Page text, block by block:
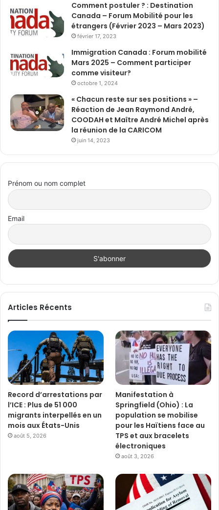
Comment postuler ? : Destination
Canada – Forum Mobilité pour les
étrangers (Février 2023 – Mars 2023)
février 17, 2023
Immigration Canada : Forum mobilité
Mars 2025 – Comment participer
comme visiteur?
octobre 1, 2024
« Chacun reste sur ses positions » –
Réaction de Jean Raymond André,
COODAH et Maître André Michel après
la réunion de la CARICOM
juin 14, 2023
Prénom ou nom complet
Email
Articles Récents
Record d’arrestations par
l’ICE : Plus de 51 000
migrants interpellés en un
mois aux États-Unis
août 5, 2026
Manifestation à
Springfield (Ohio) : La
population se mobilise
pour les Haïtiens face au
TPS et aux bracelets
électroniques
août 3, 2026